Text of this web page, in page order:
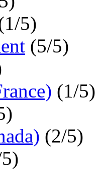
5)
(5/5)
(1/5)
(2/5)